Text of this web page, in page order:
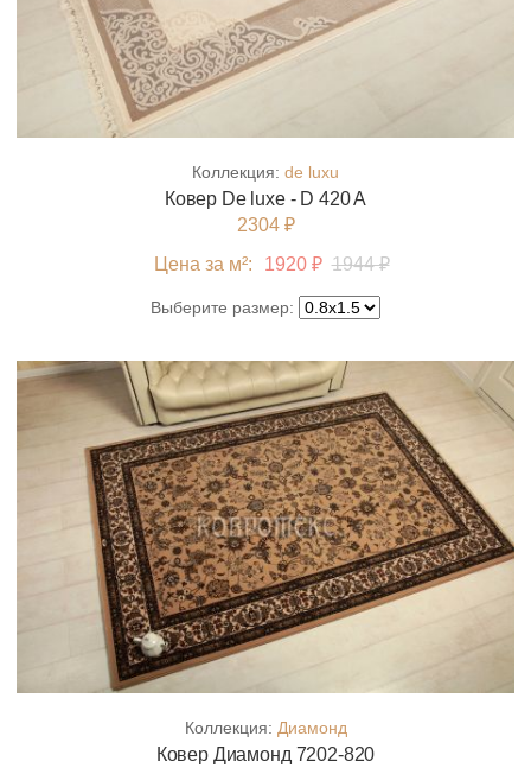
Коллекция: de luxu
Ковер De luxe - D 420 A
2304 ₽
Цена за м²:
1920 ₽ 1944 ₽
Выберите размер:
Коллекция: Диамонд
Ковер Диамонд 7202-820